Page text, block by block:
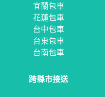
宜蘭包車
花蓮包車
台中包車
台東包車
台南包車
跨縣市接送